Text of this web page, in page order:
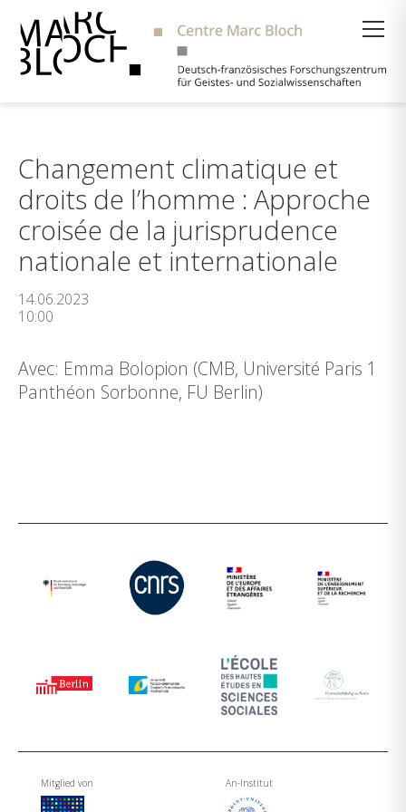
Changement climatique et
droits de l’homme : Approche
croisée de la jurisprudence
nationale et internationale
14.06.2023
10:00
Avec: Emma Bolopion (CMB, Université Paris 1
Panthéon Sorbonne, FU Berlin)
Mitglied von An-Institut